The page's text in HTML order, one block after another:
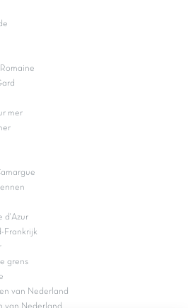
mer
d'Azur
Frankrijk
grens
van Nederland